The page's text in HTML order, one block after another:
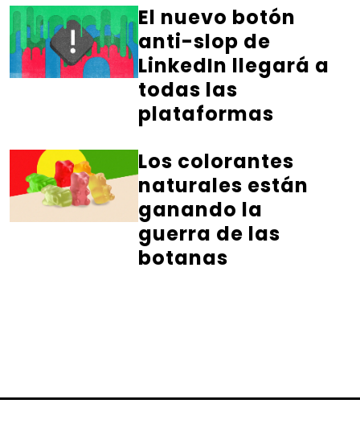
El nuevo botón
anti-slop de
LinkedIn llegará a
todas las
plataformas
Los colorantes
naturales están
ganando la
guerra de las
botanas